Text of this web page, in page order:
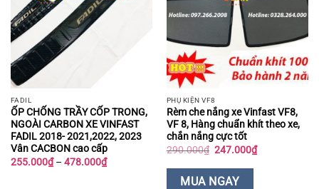
FADIL
ỐP CHỐNG TRẦY CỐP TRONG,
NGOÀI CARBON XE VINFAST
FADIL 2018- 2021,2022, 2023
Vân CACBON cao cấp
255.000₫ – 478.000₫Khoảng
giá:
PHỤ KIỆN VF8
Rèm che nắng xe Vinfast VF8,
VF 8, Hàng chuẩn khít theo xe,
chắn nắng cực tốt
290.000₫ Giá
là:
290.000₫.
247.000₫Giá
hiện
MUA NGAY